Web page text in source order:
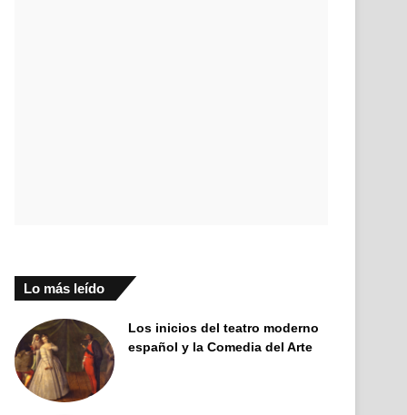
Lo más leído
Los inicios del teatro moderno
español y la Comedia del Arte